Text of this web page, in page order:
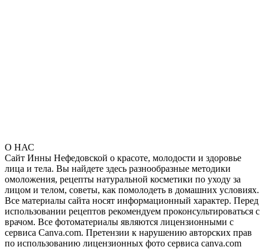
О НАС
Сайт Инны Нефедовской о красоте, молодости и здоровье
лица и тела. Вы найдете здесь разнообразные методики
омоложения, рецепты натуральной косметики по уходу за
лицом и телом, советы, как помолодеть в домашних условиях.
Все материалы сайта носят информационный характер. Перед
использовании рецептов рекомендуем проконсультироваться с
врачом. Все фотоматериалы являются лицензионными с
сервиса Canva.com. Претензии к нарушению авторских прав
по использованию лицензионных фото сервиса canva.com